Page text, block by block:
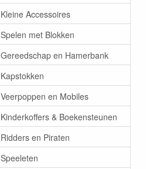
Kleine Accessoires
Spelen met Blokken
Gereedschap en Hamerbank
Kapstokken
Veerpoppen en Mobiles
Kinderkoffers & Boekensteunen
Ridders en Piraten
Speeleten